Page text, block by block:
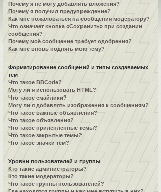
Почему я не могу добавлять вложения?
Почему я получил предупреждение?
Как мне пожаловаться на сообщения модератору?
Что означает кнопка «Сохранить» при создании
сообщения?
Почему моё сообщение требует одобрения?
Как мне вновь поднять мою тему?
Форматирование сообщений и типы создаваемых
тем
Что такое BBCode?
Могу ли я использовать HTML?
Что такое смайлики?
Могу ли я добавлять изображения к сообщениям?
Что такое важные объявления?
Что такое объявления?
Что такое прилепленные темы?
Что такое закрытые темы?
Что такое значки тем?
Уровни пользователей и группы
Кто такие администраторы?
Кто такие модераторы?
Что такое группы пользователей?